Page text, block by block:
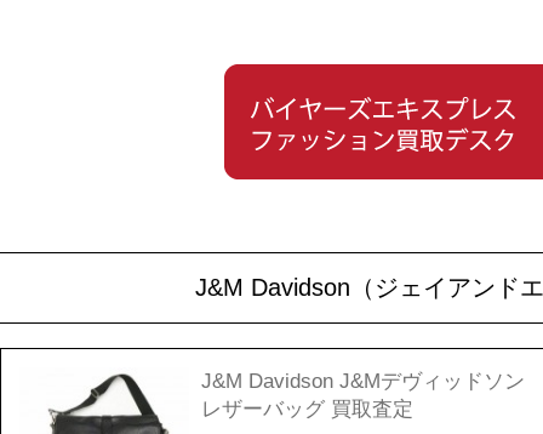
J&M Davidson（ジェイアンド
J&M Davidson J&Mデヴィッドソン
レザーバッグ 買取査定